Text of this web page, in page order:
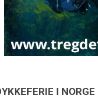
I NORGE